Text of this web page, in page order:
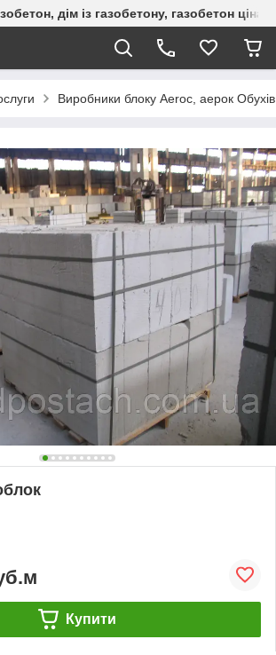
дім із газобетону, газобетон
Виробники блоку Aeroc, аерок
Купити